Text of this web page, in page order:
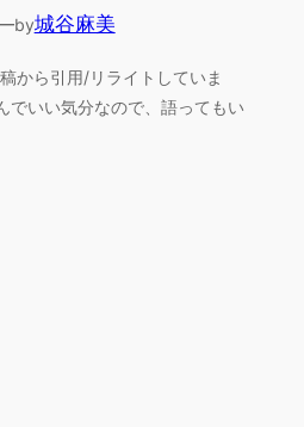
by城谷麻美
から引用/リライトしていま
でいい気分なので、語ってもい